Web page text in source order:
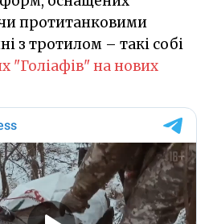
протитанковими
з тротилом – такі собі
"Голіафів" на нових